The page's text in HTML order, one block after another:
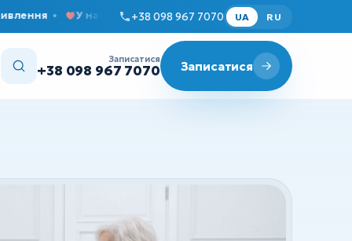
У нас затишно та комфортно Прийом дорослих і
+38 098 967 7070 UA RU
Записатися
+38 098 967 7070 Записатися